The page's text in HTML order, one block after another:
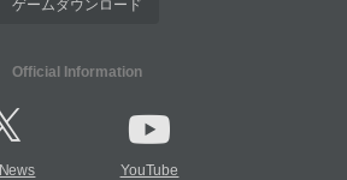
ゲームダウンロード
Official Information
News YouTube